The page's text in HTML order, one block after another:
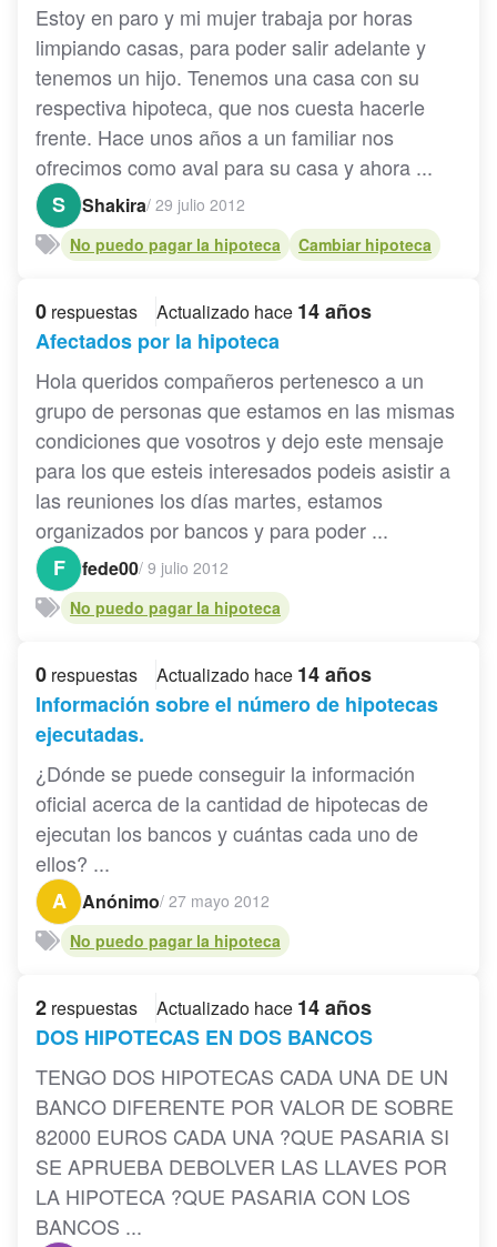
Estoy en paro y mi mujer trabaja por horas
limpiando casas, para poder salir adelante y
tenemos un hijo. Tenemos una casa con su
respectiva hipoteca, que nos cuesta hacerle
frente. Hace unos años a un familiar nos
ofrecimos como aval para su casa y ahora ...
S
Shakira/ 29 julio 2012
No puedo pagar la hipoteca
Cambiar hipoteca
0 respuestas Actualizado hace 14 años
Afectados por la hipoteca
Hola queridos compañeros pertenesco a un
grupo de personas que estamos en las mismas
condiciones que vosotros y dejo este mensaje
para los que esteis interesados podeis asistir a
las reuniones los días martes, estamos
organizados por bancos y para poder ...
F
fede00/ 9 julio 2012
No puedo pagar la hipoteca
0 respuestas Actualizado hace 14 años
Información sobre el número de hipotecas
ejecutadas.
¿Dónde se puede conseguir la información
oficial acerca de la cantidad de hipotecas de
ejecutan los bancos y cuántas cada uno de
ellos? ...
A
Anónimo/ 27 mayo 2012
No puedo pagar la hipoteca
2 respuestas Actualizado hace 14 años
DOS HIPOTECAS EN DOS BANCOS
TENGO DOS HIPOTECAS CADA UNA DE UN
BANCO DIFERENTE POR VALOR DE SOBRE
82000 EUROS CADA UNA ?QUE PASARIA SI
SE APRUEBA DEBOLVER LAS LLAVES POR
LA HIPOTECA ?QUE PASARIA CON LOS
BANCOS ...